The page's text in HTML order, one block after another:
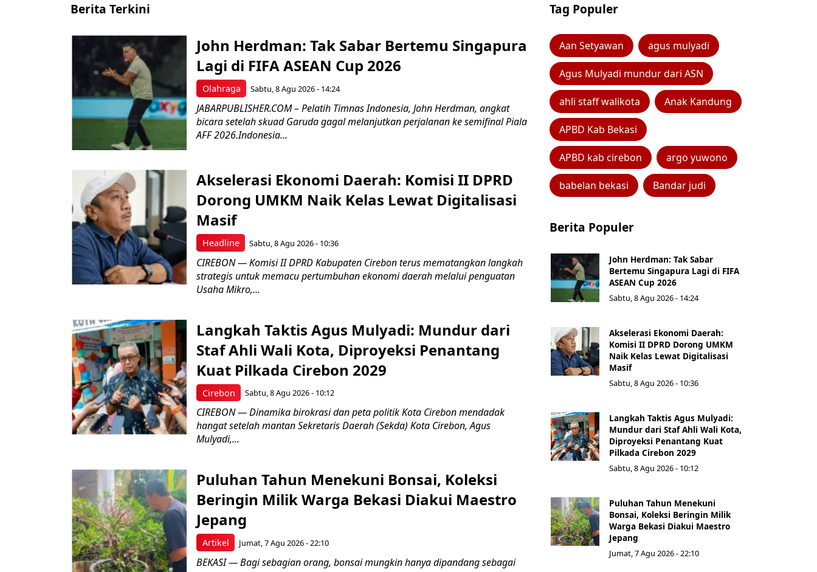
Berita Terkini
Olahraga
John Herdman: Tak Sabar Bertemu Singapura
Lagi di FIFA ASEAN Cup 2026
Sabtu, 8 Agu 2026 - 14:24
JABARPUBLISHER.COM – Pelatih Timnas Indonesia, John Herdman, angkat
bicara setelah skuad Garuda gagal melanjutkan perjalanan ke semifinal Piala
AFF 2026.Indonesia...
Headline
Akselerasi Ekonomi Daerah: Komisi II DPRD
Dorong UMKM Naik Kelas Lewat Digitalisasi
Masif
Sabtu, 8 Agu 2026 - 10:36
CIREBON — Komisi II DPRD Kabupaten Cirebon terus mematangkan langkah
strategis untuk memacu pertumbuhan ekonomi daerah melalui penguatan
Usaha Mikro,...
Cirebon
Langkah Taktis Agus Mulyadi: Mundur dari
Staf Ahli Wali Kota, Diproyeksi Penantang
Kuat Pilkada Cirebon 2029
Sabtu, 8 Agu 2026 - 10:12
CIREBON — Dinamika birokrasi dan peta politik Kota Cirebon mendadak
hangat setelah mantan Sekretaris Daerah (Sekda) Kota Cirebon, Agus
Mulyadi,...
Artikel
Puluhan Tahun Menekuni Bonsai, Koleksi
Beringin Milik Warga Bekasi Diakui Maestro
Jepang
Jumat, 7 Agu 2026 - 22:10
BEKASI — Bagi sebagian orang, bonsai mungkin hanya dipandang sebagai
Tag Populer
Aan Setyawan agus mulyadi
Agus Mulyadi mundur dari ASN
ahli staff walikota Anak Kandung
APBD Kab Bekasi
APBD kab cirebon argo yuwono
babelan bekasi Bandar judi
Berita Populer
John Herdman: Tak Sabar
Bertemu Singapura Lagi di FIFA
ASEAN Cup 2026
Sabtu, 8 Agu 2026 - 14:24
Akselerasi Ekonomi Daerah:
Komisi II DPRD Dorong UMKM
Naik Kelas Lewat Digitalisasi
Masif
Sabtu, 8 Agu 2026 - 10:36
Langkah Taktis Agus Mulyadi:
Mundur dari Staf Ahli Wali Kota,
Diproyeksi Penantang Kuat
Pilkada Cirebon 2029
Sabtu, 8 Agu 2026 - 10:12
Puluhan Tahun Menekuni
Bonsai, Koleksi Beringin Milik
Warga Bekasi Diakui Maestro
Jepang
Jumat, 7 Agu 2026 - 22:10